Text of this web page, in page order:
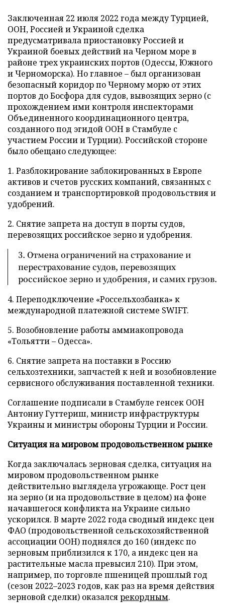
Заключенная 22 июля 2022 года между Турцией,
ООН, Россией и Украиной сделка
предусматривала приостановку Россией и
Украиной боевых действий на Черном море в
районе трех украинских портов (Одессы, Южного
и Черноморска). Но главное – был организован
безопасный коридор по Черному морю от этих
портов до Босфора для судов, вывозящих зерно (с
прохождением ими контроля инспекторами
Объединенного координационного центра,
созданного под эгидой ООН в Стамбуле с
участием России и Турции). Российской стороне
было обещано следующее:
1. Разблокирование заблокированных в Европе
активов и счетов русских компаний, связанных с
созданием и транспортировкой продовольствия и
удобрений.
2. Снятие запрета на доступ в порты судов,
перевозящих российское зерно и удобрения.
3. Отмена ограничений на страхование и
перестрахование судов, перевозящих
российское зерно и удобрения, и самих грузов.
4. Переподключение «Россельхозбанка» к
международной платежной системе SWIFT.
5. Возобновление работы аммиакопровода
«Тольятти – Одесса».
6. Снятие запрета на поставки в Россию
сельхозтехники, запчастей к ней и возобновление
сервисного обслуживания поставленной техники.
Соглашение подписали в Стамбуле генсек ООН
Антониу Гуттериш, министр инфраструктуры
Украины и министры обороны Турции и России.
Ситуация на мировом продовольственном рынке
Когда заключалась зерновая сделка, ситуация на
мировом продовольственном рынке
действительно выглядела угрожающе. Рост цен
на зерно (и на продовольствие в целом) на фоне
начавшегося конфликта на Украине сильно
ускорился. В марте 2022 года сводный индекс цен
ФАО (продовольственной сельскохозяйственной
ассоциации ООН) поднялся до 160 (индекс по
зерновым приблизился к 170, а индекс цен на
растительные масла превысил 210). При этом,
например, по торговле пшеницей прошлый год
(сезон 2022–2023 годов, как раз на время действия
зерновой сделки) оказалсярекордным.